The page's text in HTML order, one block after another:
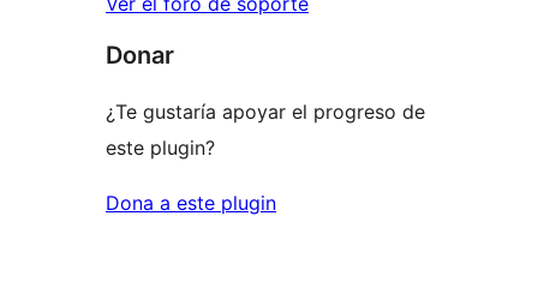
Donar
¿Te gustaría apoyar el progreso de
este plugin?
Dona a este plugin